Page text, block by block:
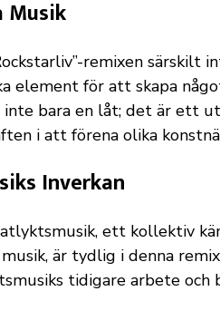
Musik
remixen särskilt
element för att skapa
inte bara en låt; det är ett
i att förena olika
Inverkan
ett kollektiv
är tydlig i denna
tidigare arbete och